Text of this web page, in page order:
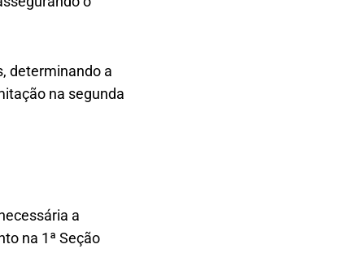
determinando a
na segunda
a
na 1ª Seção